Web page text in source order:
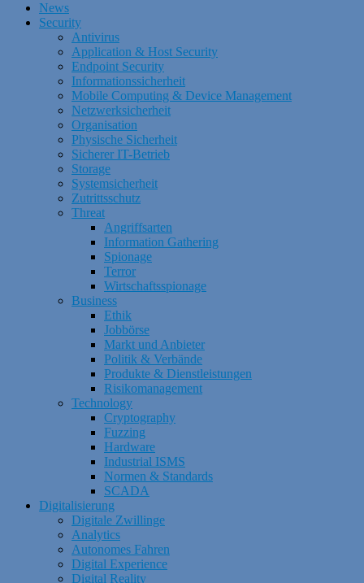
News
Security
Antivirus
Application & Host Security
Endpoint Security
Informationssicherheit
Mobile Computing & Device Management
Netzwerksicherheit
Organisation
Physische Sicherheit
Sicherer IT-Betrieb
Storage
Systemsicherheit
Zutrittsschutz
Threat
Angriffsarten
Information Gathering
Spionage
Terror
Wirtschaftsspionage
Business
Ethik
Jobbörse
Markt und Anbieter
Politik & Verbände
Produkte & Dienstleistungen
Risikomanagement
Technology
Cryptography
Fuzzing
Hardware
Industrial ISMS
Normen & Standards
SCADA
Digitalisierung
Digitale Zwillinge
Analytics
Autonomes Fahren
Digital Experience
Digital Reality